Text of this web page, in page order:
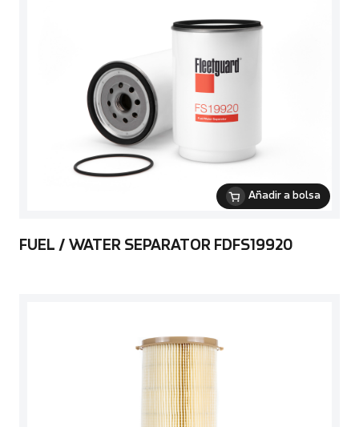
Añadir a bolsa
FUEL / WATER SEPARATOR FDFS19920